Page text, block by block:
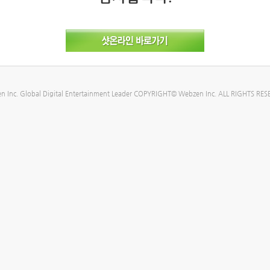
Inc. Global Digital Entertainment Leader COPYRIGHT© Webzen Inc. ALL RIGHTS